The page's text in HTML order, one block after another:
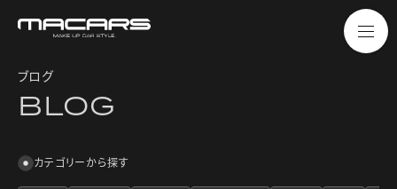
ブログ
BLOG
カテゴリーから探す